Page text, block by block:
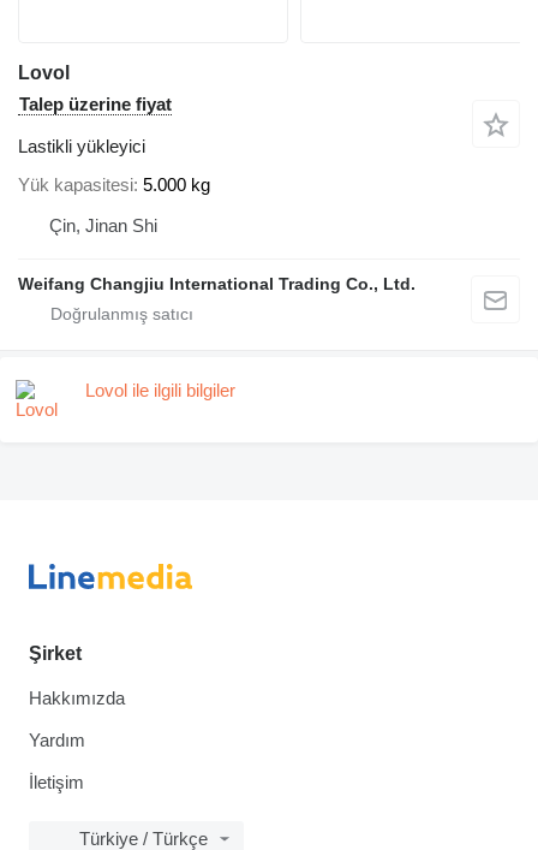
Lovol
Talep üzerine fiyat
Lastikli yükleyici
Yük kapasitesi 5.000 kg
Çin, Jinan Shi
Weifang Changjiu International Trading Co., Ltd.
Lovol ile ilgili bilgiler
Şirket
Hakkımızda
Yardım
İletişim
Türkiye / Türkçe